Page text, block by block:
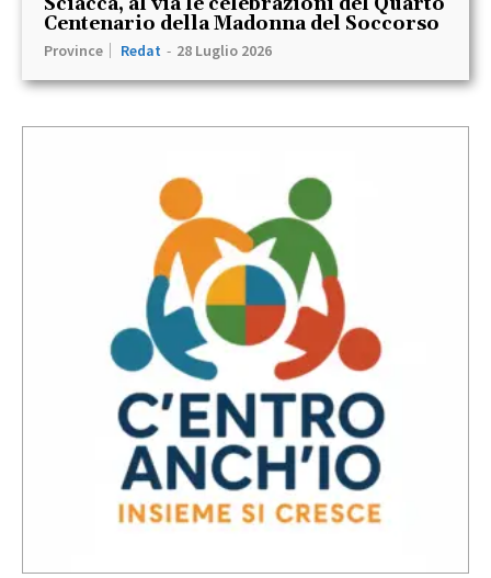
Centenario della Madonna del Soccorso
Province Redat - 28 Luglio 2026